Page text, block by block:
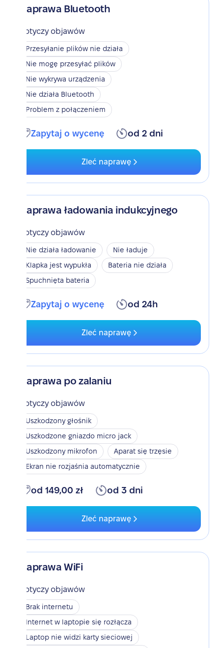
Naprawa Bluetooth
Dotyczy objawów
Przesyłanie plików nie działa
Nie mogę przesyłać plików
Nie wykrywa urządzenia
Nie działa Bluetooth
Problem z połączeniem
Zapytaj o wycenę od 2 dni
Zleć naprawę
Naprawa ładowania indukcyjnego
Dotyczy objawów
Nie działa ładowanie
Nie ładuje
Klapka jest wypukła
Bateria nie działa
Spuchnięta bateria
Zapytaj o wycenę od 24h
Zleć naprawę
Naprawa po zalaniu
Dotyczy objawów
Uszkodzony głośnik
Uszkodzone gniazdo micro jack
Uszkodzony mikrofon
Aparat się trzęsie
Ekran nie rozjaśnia automatycznie
od 149,00 zł od 3 dni
Zleć naprawę
Naprawa WiFi
Dotyczy objawów
Brak internetu
Internet w laptopie się rozłącza
Laptop nie widzi karty sieciowej